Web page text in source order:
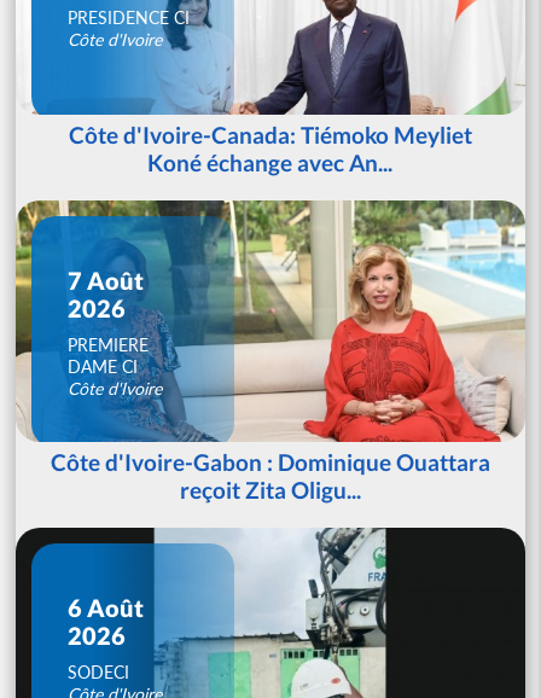
PRESIDENCE CI
Côte d'Ivoire
Côte d'Ivoire-Canada: Tiémoko Meyliet
Koné échange avec An...
7 Août
2026
PREMIERE
DAME CI
Côte d'Ivoire
Côte d'Ivoire-Gabon : Dominique Ouattara
reçoit Zita Oligu...
6 Août
2026
SODECI
Côte d'Ivoire